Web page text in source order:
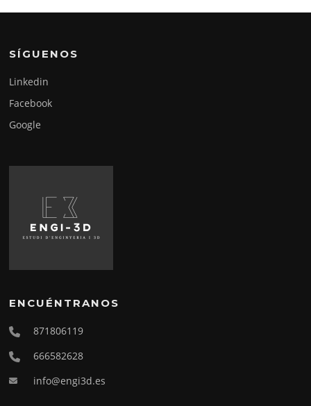
SÍGUENOS
Linkedin
Facebook
Google
ENCUÉNTRANOS
871806119
666582628
info@engi3d.es